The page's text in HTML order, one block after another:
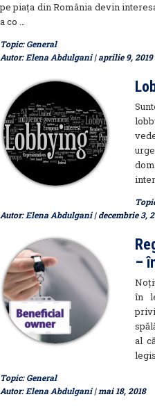
pe piața din România devin
a co …
Topic:General
Autor:Elena Abdulgani| aprilie 9, 2019
Autor:Elena Abdulgani| decembrie 3,
–
în
al
Topic:General
Autor:Elena Abdulgani| mai 18, 2018